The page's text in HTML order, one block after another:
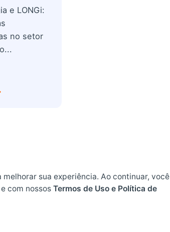
e LONGi:
no setor
sua experiência. Ao continuar, você
com nossos Termos de Uso e Política de